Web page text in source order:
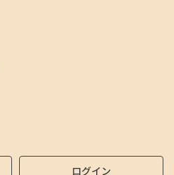
ログイン